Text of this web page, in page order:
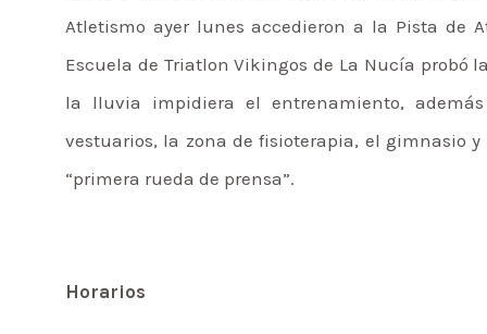
Atletismo ayer lunes accedieron a la Pista de
Escuela de Triatlon Vikingos de La Nucía probó
la lluvia impidiera el entrenamiento,
vestuarios, la zona de fisioterapia, el gimnasio
“primera rueda de prensa”.
Horarios